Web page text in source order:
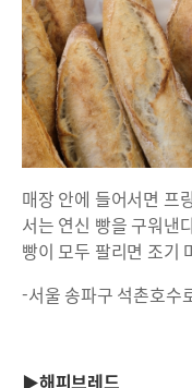
매장 안에 들어서면 프
서는 연신 빵을 구워낸
빵이 모두 팔리면 조기
-서울 송파구 석촌호
▶해피브레드